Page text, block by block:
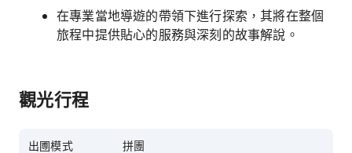
在專業當地導遊的帶領下進行探索，其將在整個
旅程中提供貼心的服務與深刻的故事解說。
觀光行程
出圑模式 拼團